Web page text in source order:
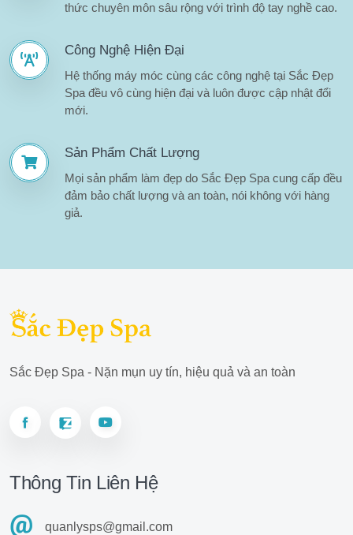
thức chuyên môn sâu rộng với trình độ tay nghề cao.
Công Nghệ Hiện Đại
Hệ thống máy móc cùng các công nghệ tại Sắc Đẹp
Spa đều vô cùng hiện đại và luôn được cập nhật đổi
mới.
Sản Phẩm Chất Lượng
Mọi sản phẩm làm đẹp do Sắc Đẹp Spa cung cấp đều
đảm bảo chất lượng và an toàn, nói không với hàng
giả.
Sắc Đẹp Spa - Nặn mụn uy tín, hiệu quả và an toàn
Thông Tin Liên Hệ
quanlysps@gmail.com